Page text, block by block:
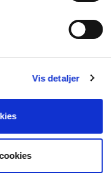
Vis detaljer